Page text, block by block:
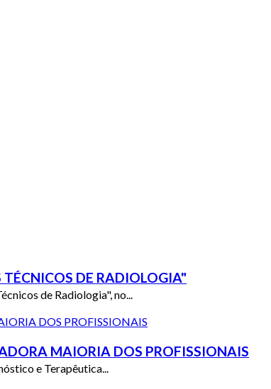
DE RADIOLOGIA"
de Radiologia", no...
MAIORIA DOS PROFISSIONAIS
e Terapêutica...